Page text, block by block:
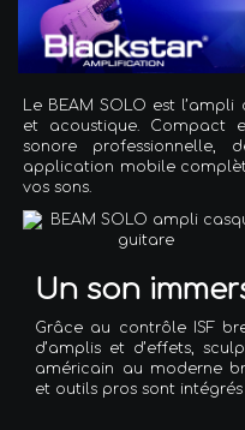
Le BEAM SOLO est
et acoustique. Compact
sonore professionnelle,
application mobile
vos sons.
Un son
Grâce au contrôle ISF
d’amplis et d’effets,
américain au moderne
et outils pros sont